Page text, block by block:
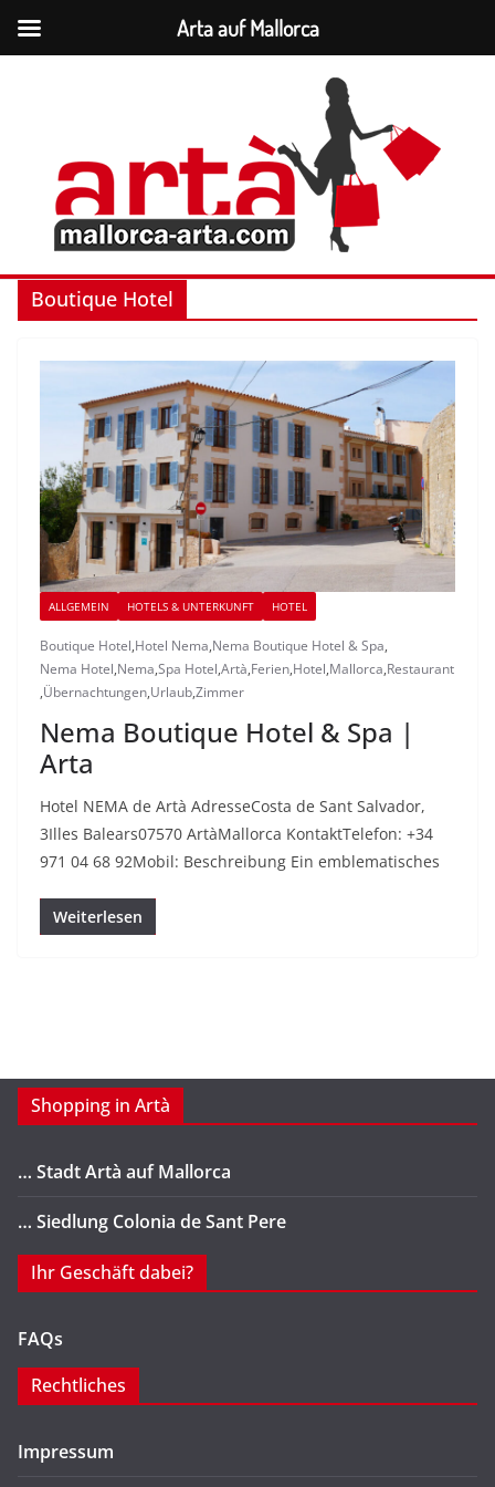
Boutique Hotel
ALLGEMEIN HOTELS & UNTERKUNFT HOTEL
Boutique Hotel,Hotel Nema,Nema Boutique Hotel & Spa,
Nema Hotel,Nema,Spa Hotel,Artà,Ferien,Hotel,Mallorca,Restaurant
,Übernachtungen,Urlaub,Zimmer
Nema Boutique Hotel & Spa |
Arta
Hotel NEMA de Artà AdresseCosta de Sant Salvador,
3Illes Balears07570 ArtàMallorca KontaktTelefon: +34
971 04 68 92Mobil: Beschreibung Ein emblematisches
Weiterlesen
Shopping in Artà
… Stadt Artà auf Mallorca
… Siedlung Colonia de Sant Pere
Ihr Geschäft dabei?
FAQs
Rechtliches
Impressum
Arta auf Mallorca